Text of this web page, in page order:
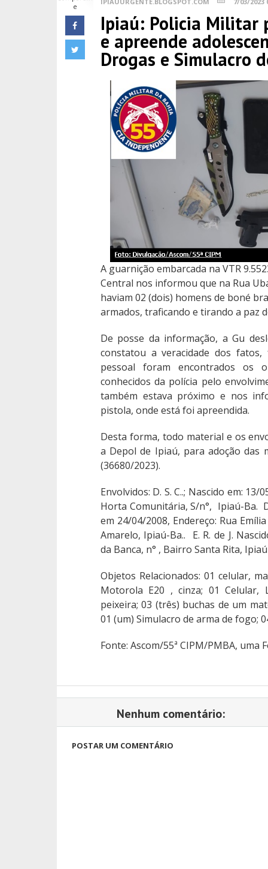
e
Ipiaú: Policia Militar
e apreende
Drogas e Simulacro
A guarnição embarcada na VTR
Central nos informou que na Rua
haviam 02 (dois) homens de boné
armados, traficando e tirando a paz
De posse da informação, a Gu
constatou a veracidade dos
pessoal foram encontrados os
conhecidos da polícia pelo
também estava próximo e nos
pistola, onde está foi apreendida.
Desta forma, todo material e os
a Depol de Ipiaú, para adoção das
(36680/2023).
Envolvidos: D. S. C..; Nascido em:
Horta Comunitária, S/n°, Ipiaú-Ba.
em 24/04/2008, Endereço: Rua
Amarelo, Ipiaú-Ba.. E. R. de J.
da Banca, n° , Bairro Santa Rita,
Objetos Relacionados: 01 celular,
Motorola E20 , cinza; 01
peixeira; 03 (três) buchas de um
01 (um) Simulacro de arma de fogo;
Fonte: Ascom/55ª CIPM/PMBA, uma
Nenhum comentário:
POSTAR UM COMENTÁRIO